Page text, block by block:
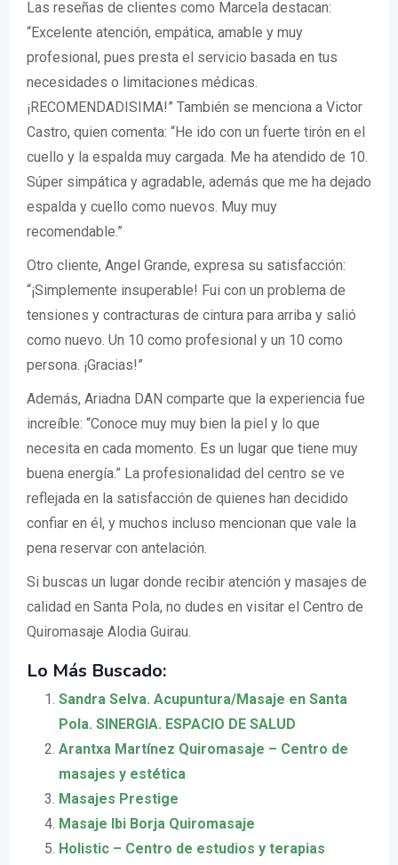
Las reseñas de clientes como Marcela destacan:
“Excelente atención, empática, amable y muy
profesional, pues presta el servicio basada en tus
necesidades o limitaciones médicas.
¡RECOMENDADISIMA!” También se menciona a Victor
Castro, quien comenta: “He ido con un fuerte tirón en el
cuello y la espalda muy cargada. Me ha atendido de 10.
Súper simpática y agradable, además que me ha dejado
espalda y cuello como nuevos. Muy muy
recomendable.”
Otro cliente, Angel Grande, expresa su satisfacción:
“¡Simplemente insuperable! Fui con un problema de
tensiones y contracturas de cintura para arriba y salió
como nuevo. Un 10 como profesional y un 10 como
persona. ¡Gracias!”
Además, Ariadna DAN comparte que la experiencia fue
increíble: “Conoce muy muy bien la piel y lo que
necesita en cada momento. Es un lugar que tiene muy
buena energía.” La profesionalidad del centro se ve
reflejada en la satisfacción de quienes han decidido
confiar en él, y muchos incluso mencionan que vale la
pena reservar con antelación.
Si buscas un lugar donde recibir atención y masajes de
calidad en Santa Pola, no dudes en visitar el Centro de
Quiromasaje Alodia Guirau.
Lo Más Buscado:
Sandra Selva. Acupuntura/Masaje en Santa
Pola. SINERGIA. ESPACIO DE SALUD
Arantxa Martínez Quiromasaje – Centro de
masajes y estética
Masajes Prestige
Masaje Ibi Borja Quiromasaje
Holistic – Centro de estudios y terapias